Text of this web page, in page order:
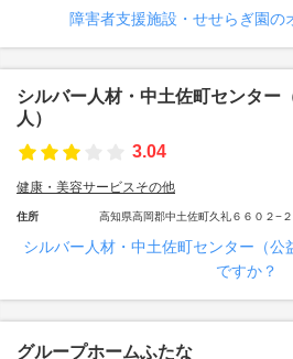
障害者支援施設・せせらぎ園の
シルバー人材・中土佐町センター
人）
3.04
健康・美容サービスその他
住所 高知県高岡郡中土佐町久礼６６０２−２
シルバー人材・中土佐町センター（公
ですか？
グループホームふたな